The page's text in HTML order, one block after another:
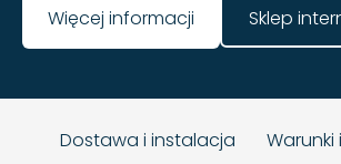
​Więcej informacji​ ​Sklep
Dostawa i instalacja